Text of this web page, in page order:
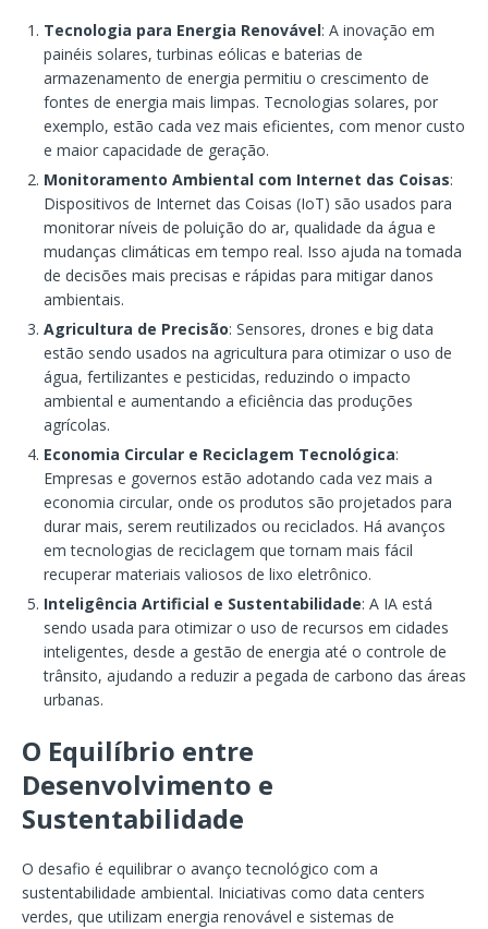
Tecnologia para Energia Renovável: A inovação em
painéis solares, turbinas eólicas e baterias de
armazenamento de energia permitiu o crescimento de
fontes de energia mais limpas. Tecnologias solares, por
exemplo, estão cada vez mais eficientes, com menor custo
e maior capacidade de geração.
Monitoramento Ambiental com Internet das Coisas:
Dispositivos de Internet das Coisas (IoT) são usados para
monitorar níveis de poluição do ar, qualidade da água e
mudanças climáticas em tempo real. Isso ajuda na tomada
de decisões mais precisas e rápidas para mitigar danos
ambientais.
Agricultura de Precisão: Sensores, drones e big data
estão sendo usados na agricultura para otimizar o uso de
água, fertilizantes e pesticidas, reduzindo o impacto
ambiental e aumentando a eficiência das produções
agrícolas.
Economia Circular e Reciclagem Tecnológica:
Empresas e governos estão adotando cada vez mais a
economia circular, onde os produtos são projetados para
durar mais, serem reutilizados ou reciclados. Há avanços
em tecnologias de reciclagem que tornam mais fácil
recuperar materiais valiosos de lixo eletrônico.
Inteligência Artificial e Sustentabilidade: A IA está
sendo usada para otimizar o uso de recursos em cidades
inteligentes, desde a gestão de energia até o controle de
trânsito, ajudando a reduzir a pegada de carbono das áreas
urbanas.
O Equilíbrio entre
Desenvolvimento e
Sustentabilidade
O desafio é equilibrar o avanço tecnológico com a
sustentabilidade ambiental. Iniciativas como data centers
verdes, que utilizam energia renovável e sistemas de